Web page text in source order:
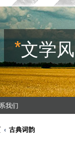
*文学风
我们
古典词韵